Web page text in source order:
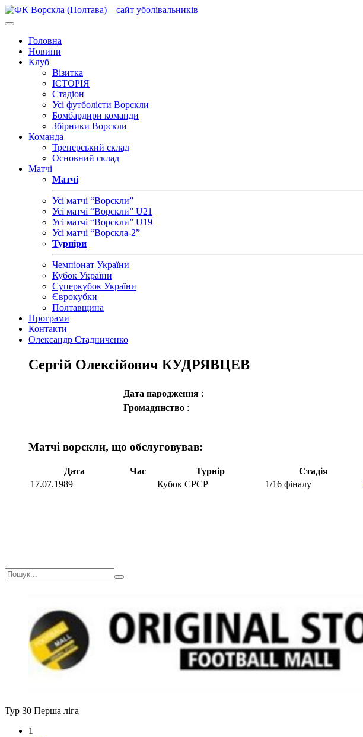
Головна
Новини
Клуб
Візитка
ІСТОРІЯ
Стадіон
Усі футболісти Ворскли
Бомбардири команди
Збірники Ворскли
Команда
Тренерський склад
Основний склад
Матчі
Матчі
Усі матчі “Ворскли”
Усі матчі “Ворскли” U21
Усі матчі “Ворскли” U19
Усі матчі “Ворскла-2”
Турніри
Чемпіонат України
Кубок України
Суперкубок України
Єврокубки
Полтавщина
Програми
Контакти
Олександр Стадниченко
Сергій Олексійович КУДРЯВЦЕВ
Дата народження :
Громадянство :
Матчі ворскли, що обслуговував:
Дата Час Турнір Стадія
17.07.1989
Кубок СРСР 1/16 фіналу
Тур 30 Перша ліга
1